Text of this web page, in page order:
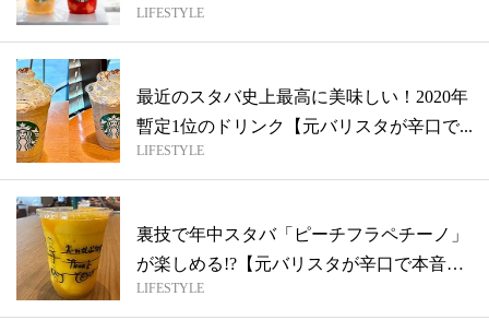
LIFESTYLE
最近のスタバ史上最高に美味しい！2020年
暫定1位のドリンク【元バリスタが辛口で...
LIFESTYLE
裏技で年中スタバ「ピーチフラペチーノ」
が楽しめる!?【元バリスタが辛口で本音を
語...
LIFESTYLE